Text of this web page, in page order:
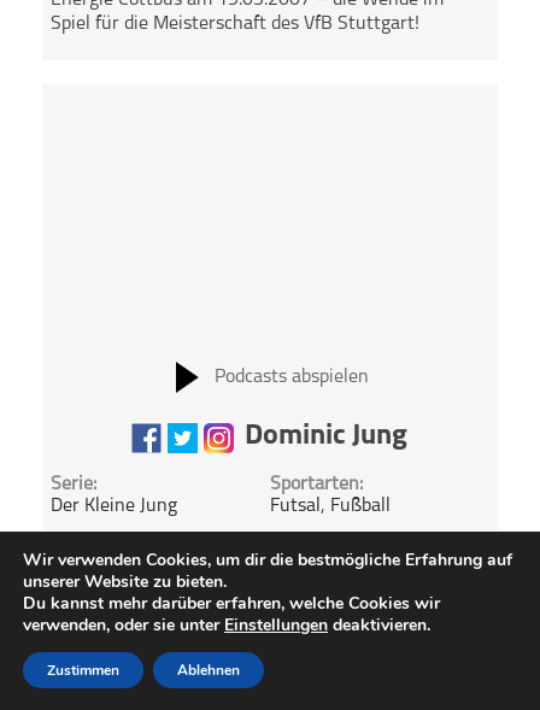
Spiel für die Meisterschaft des VfB Stuttgart!
Podcasts abspielen
Dominic Jung
Serie:
Der Kleine Jung
Sportarten:
Futsal , Fußball
Hannover 96
Zitat:
„Futsal ist letztlich auch
nur Fußball in der
Halle.“ Paul Schomann
Wir verwenden Cookies, um dir die bestmögliche Erfahrung auf
unserer Website zu bieten.
Du kannst mehr darüber erfahren, welche Cookies wir
verwenden, oder sie unter Einstellungen deaktivieren.
Zustimmen Ablehnen